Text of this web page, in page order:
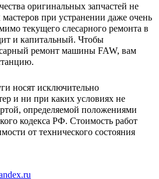
оригинальных запчастей не
при устранении даже очень
текущего слесарного ремонта в
и капитальный. Чтобы
ремонт машины FAW, вам
носят исключительно
и ни при каких условиях не
определяемой положениями
кодекса РФ. Стоимость работ
от технического состояния